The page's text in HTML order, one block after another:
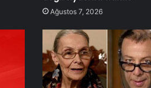
Ağustos 7, 2026